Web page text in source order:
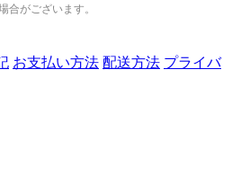
合がございます。
お支払い方法 配送方法 プライバ